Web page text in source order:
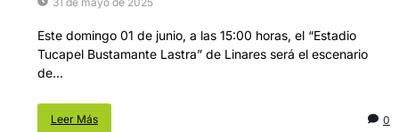
Este domingo 01 de junio, a las 15:00 horas, el “Estadio
Tucapel Bustamante Lastra” de Linares será el escenario
de...
Leer Más 0